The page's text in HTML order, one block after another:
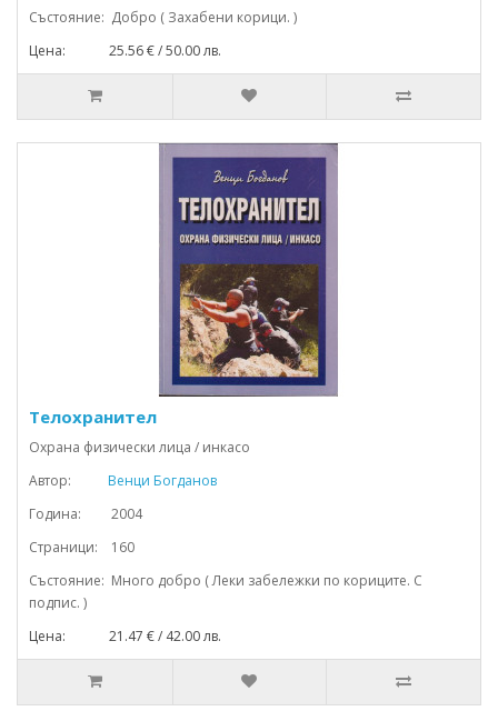
Състояние: Добро ( Захабени корици. )
Цена: 25.56 € / 50.00 лв.
Телохранител
Охрана физически лица / инкасо
Автор:
Венци Богданов
Година: 2004
Страници: 160
Състояние: Много добро ( Леки забележки по кориците. С
подпис. )
Цена: 21.47 € / 42.00 лв.